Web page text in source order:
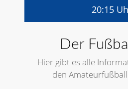
20:15
Der
Hier gibt es alle
den